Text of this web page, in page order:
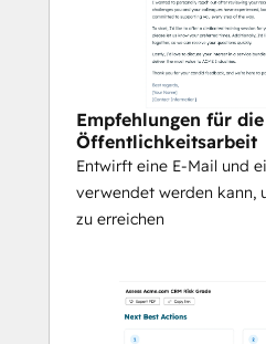
Empfehlungen für die
Öffentlichkeitsarbeit
Entwirft eine E-Mail und
verwendet werden kann,
zu erreichen